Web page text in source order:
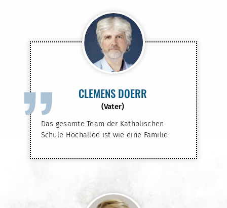
” CLEMENS DOERR
(Vater)
Das gesamte Team der Katholischen
Schule Hochallee ist wie eine Familie.